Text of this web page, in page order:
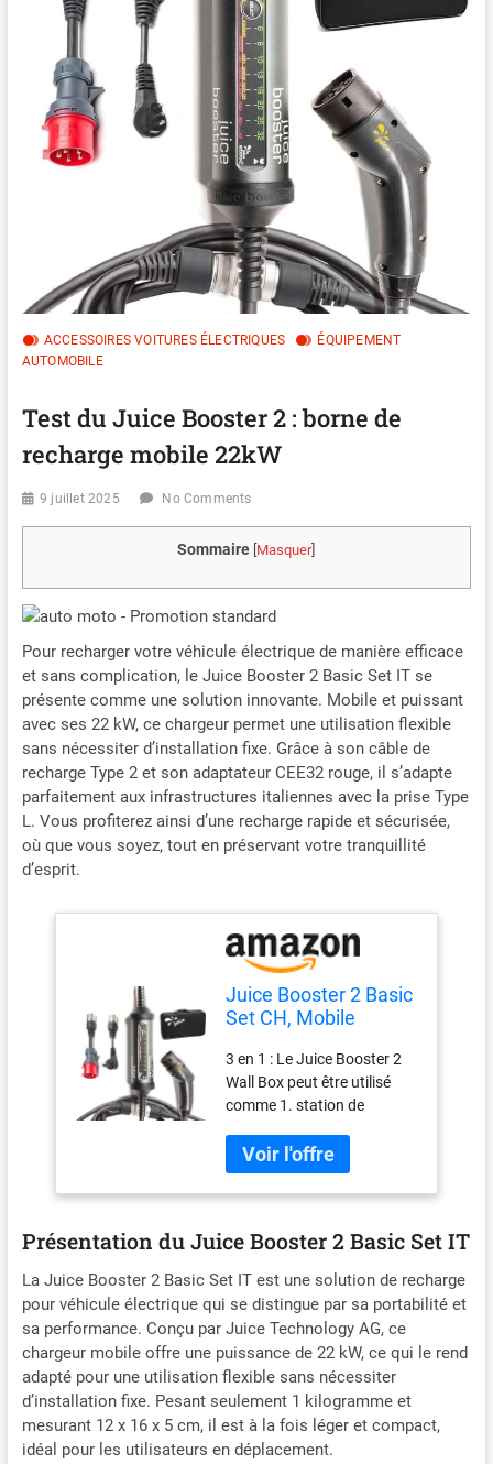
ACCESSOIRES VOITURES ÉLECTRIQUES
ÉQUIPEMENT
AUTOMOBILE
Test du Juice Booster 2 : borne de
recharge mobile 22kW
9 juillet 2025 No Comments
Sommaire [Masquer]
Pour recharger votre véhicule électrique de manière efficace
et sans complication, le Juice Booster 2 Basic Set IT se
présente comme une solution innovante. Mobile et puissant
avec ses 22 kW, ce chargeur permet une utilisation flexible
sans nécessiter d’installation fixe. Grâce à son câble de
recharge Type 2 et son adaptateur CEE32 rouge, il s’adapte
parfaitement aux infrastructures italiennes avec la prise Type
L. Vous profiterez ainsi d’une recharge rapide et sécurisée,
où que vous soyez, tout en préservant votre tranquillité
d’esprit.
Juice Booster 2 Basic
Set CH, Mobile
Installation, Borne de
Recharge Vehicule
Electrique avec Cable
de Recharge Type 2,
Chargeur EV avec
Adaptateur CEE32
Rouge 3 Phases +
3 en 1 : Le Juice Booster 2
Wall Box peut être utilisé
comme 1. station de
de recharge murale à
domicile, ou 3. câble de
recharge sur la route pour
publiques. COMPATIBILITÉ
Booster 2 est
universellement compatible
avec tous les véhicules
électriques équipés d'une
prise de type 2 ou type 1.
Rechargez votre Tesla,
BMW, VW, Audi, Mercedes,
Hyundai IONIQ, Renault
Présentation du Juice Booster 2 Basic Set IT
La Juice Booster 2 Basic Set IT est une solution de recharge
pour véhicule électrique qui se distingue par sa portabilité et
sa performance. Conçu par Juice Technology AG, ce
chargeur mobile offre une puissance de 22 kW, ce qui le rend
adapté pour une utilisation flexible sans nécessiter
d’installation fixe. Pesant seulement 1 kilogramme et
mesurant 12 x 16 x 5 cm, il est à la fois léger et compact,
idéal pour les utilisateurs en déplacement.